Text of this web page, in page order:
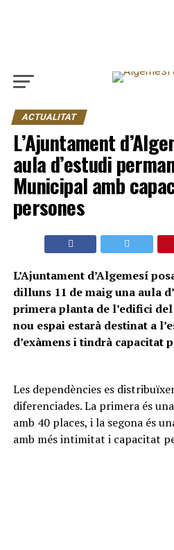
ACTUALITAT
L’Ajuntament
aula d’estudi
Municipal amb
persones
L’Ajuntament d’Algemesí
dilluns 11 de maig una aula
primera planta de l’edifici
nou espai estarà destinat a
d’exàmens i tindrà capacitat
Les dependències es
diferenciades. La primera és
amb 40 places, i la segona és
amb més intimitat i capacitat